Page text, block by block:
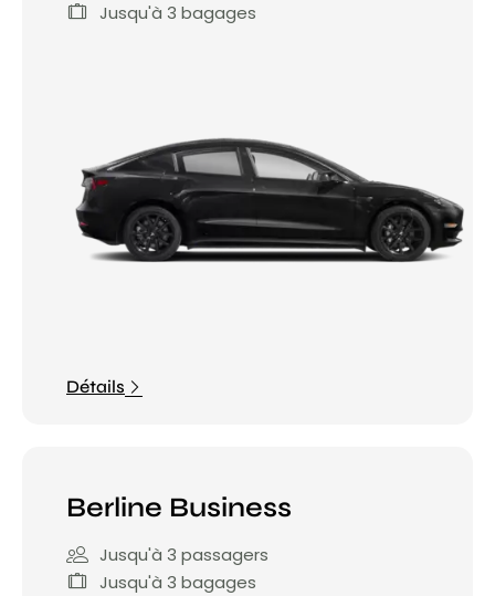
Jusqu'à 3 bagages
Détails
Berline Business
Jusqu'à 3 passagers
Jusqu'à 3 bagages